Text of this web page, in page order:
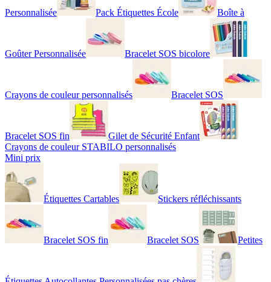
Personnalisée Pack Étiquettes École Boîte à
Goûter Personnalisée Bracelet SOS bicolore
Crayons de couleur personnalisés Bracelet SOS
Bracelet SOS fin
Gilet de Sécurité Enfant
Crayons de couleur STABILO personnalisés
Mini prix
Étiquettes Cartables Stickers réfléchissants
Bracelet SOS fin Bracelet SOS Petites